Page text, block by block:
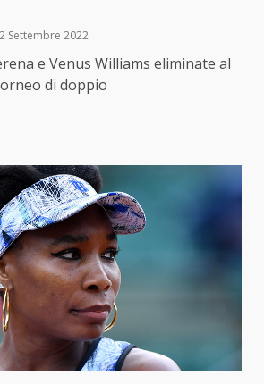
2 Settembre 2022
e Venus Williams eliminate al
di doppio